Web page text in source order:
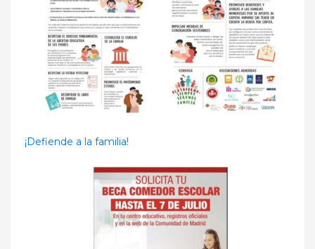
¡Defiende a la familia!